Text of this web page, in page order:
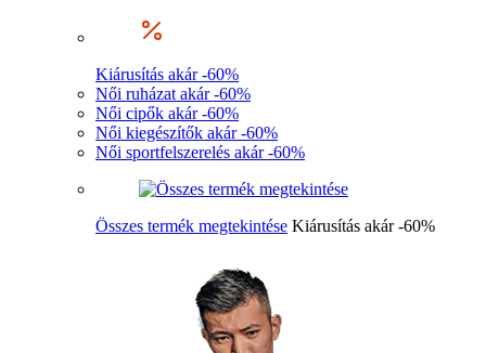
Kiárusítás akár -60%
Női ruházat akár -60%
Női cipők akár -60%
Női kiegészítők akár -60%
Női sportfelszerelés akár -60%
Összes termék megtekintése Kiárusítás akár -60%